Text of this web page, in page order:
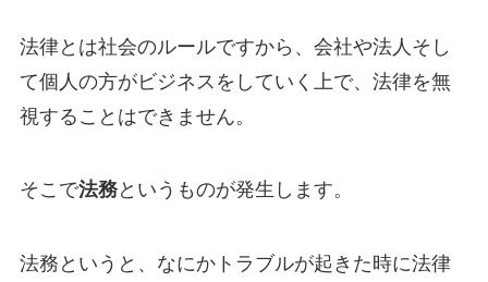
法律とは社会のルールですから、会社や法人そし
て個人の方がビジネスをしていく上で、法律を無
視することはできません。
そこで法務というものが発生します。
法務というと、なにかトラブルが起きた時に法律